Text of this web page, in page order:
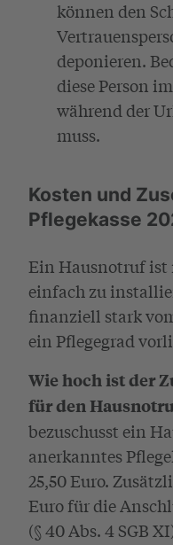
können den
deponieren.
diese Person
während der
muss.
Kosten und
Pflegekasse
Ein Hausnotruf
einfach zu
finanziell stark
ein Pflegegrad
Wie hoch ist der
für den
bezuschusst ein
anerkanntes
25,50 Euro.
Euro für die
(§ 40 Abs. 4 SGB